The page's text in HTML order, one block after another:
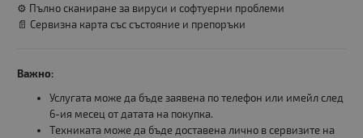
⚙️ Пълно сканиране за вируси и софтуерни проблеми
📄 Сервизна карта със състояние и препоръки
Важно:
Услугата може да бъде заявена по телефон или имейл след
6-ия месец от датата на покупка.
Техниката може да бъде доставена лично в сервизите на